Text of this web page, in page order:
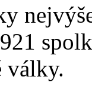
války.